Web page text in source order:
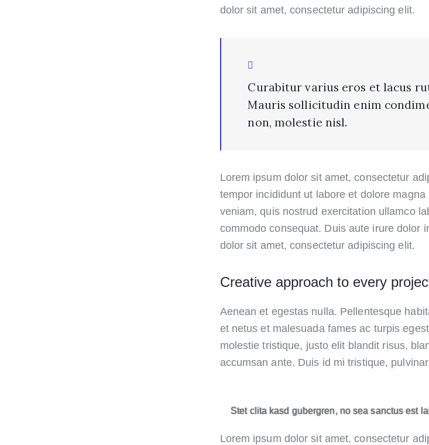
dolor sit amet, consectetur adipiscing elit.
Curabitur varius eros et lacus
Mauris sollicitudin enim
non, molestie nisl.
Lorem ipsum dolor sit amet, consectetur
tempor incididunt ut labore et dolore
veniam, quis nostrud exercitation ullamco
commodo consequat. Duis aute irure dolor
dolor sit amet, consectetur adipiscing elit.
Creative approach to every
Aenean et egestas nulla. Pellentesque
et netus et malesuada fames ac turpis
molestie tristique, justo elit blandit risus,
accumsan ante. Duis id mi tristique,
Stet clita kasd gubergren, no sea sanctus est
Lorem ipsum dolor sit amet, consectetur